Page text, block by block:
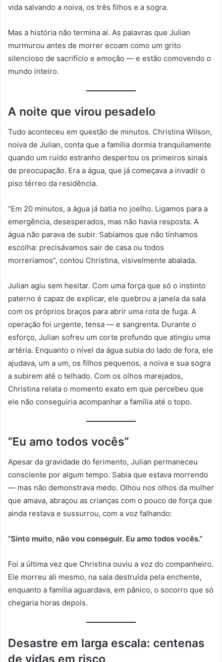
vida salvando a noiva, os três filhos e a sogra.
Mas a história não termina aí. As palavras que Julian
murmurou antes de morrer ecoam como um grito
silencioso de sacrifício e emoção — e estão comovendo o
mundo inteiro.
A noite que virou pesadelo
Tudo aconteceu em questão de minutos. Christina Wilson,
noiva de Julian, conta que a família dormia tranquilamente
quando um ruído estranho despertou os primeiros sinais
de preocupação. Era a água, que já começava a invadir o
piso térreo da residência.
“Em 20 minutos, a água já batia no joelho. Ligamos para a
emergência, desesperados, mas não havia resposta. A
água não parava de subir. Sabíamos que não tínhamos
escolha: precisávamos sair de casa ou todos
morreríamos”, contou Christina, visivelmente abalada.
Julian agiu sem hesitar. Com uma força que só o instinto
paterno é capaz de explicar, ele quebrou a janela da sala
com os próprios braços para abrir uma rota de fuga. A
operação foi urgente, tensa — e sangrenta. Durante o
esforço, Julian sofreu um corte profundo que atingiu uma
artéria. Enquanto o nível da água subia do lado de fora, ele
ajudava, um a um, os filhos pequenos, a noiva e sua sogra
a subirem até o telhado. Com os olhos marejados,
Christina relata o momento exato em que percebeu que
ele não conseguiria acompanhar a família até o topo.
“Eu amo todos vocês”
Apesar da gravidade do ferimento, Julian permaneceu
consciente por algum tempo. Sabia que estava morrendo
— mas não demonstrava medo. Olhou nos olhos da mulher
que amava, abraçou as crianças com o pouco de força que
ainda restava e sussurrou, com a voz falhando:
“Sinto muito, não vou conseguir. Eu amo todos vocês.”
Foi a última vez que Christina ouviu a voz do companheiro.
Ele morreu ali mesmo, na sala destruída pela enchente,
enquanto a família aguardava, em pânico, o socorro que só
chegaria horas depois.
Desastre em larga escala: centenas
de vidas em risco